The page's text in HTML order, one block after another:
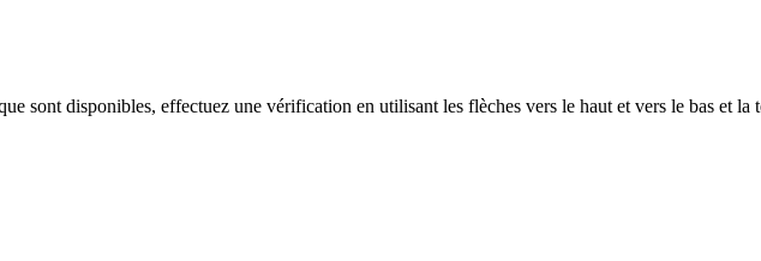
sont disponibles, effectuez une vérification en utilisant les flèches vers le haut et vers le bas et la